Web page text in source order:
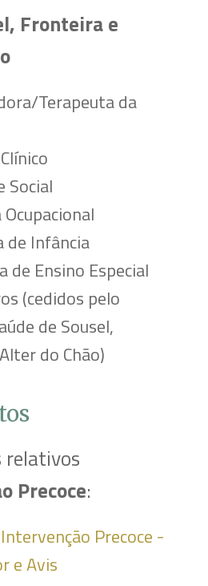
Fronteira e
Terapeuta da
Social
de Infância
de Ensino Especial
(cedidos pelo
de Sousel,
do Chão)
relativos
Precoce:
Precoce -
e Avis